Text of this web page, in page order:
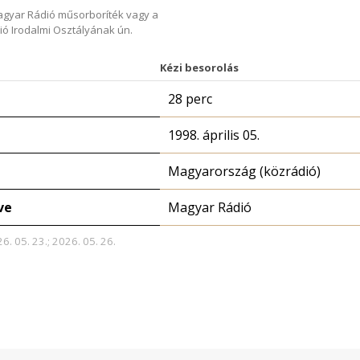
Rádió műsorboríték vagy a
Irodalmi Osztályának ún.
Kézi besorolás
28 perc
1998. április 05.
Magyarország (közrádió)
Magyar Rádió
05. 23.; 2026. 05. 26.